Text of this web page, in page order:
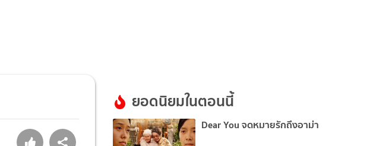
ยอดนิยมในตอนนี้
Dear You จดหมายรักถึงอาม่า